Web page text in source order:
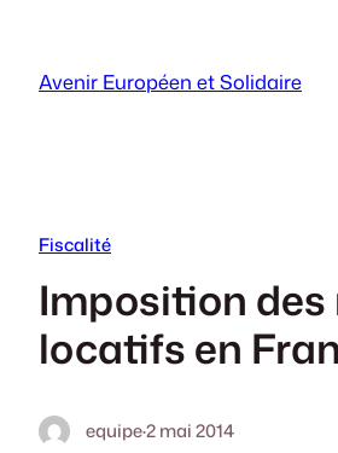
contenu
Avenir Européen et Solidaire
Fiscalité
Imposition des
locatifs en
equipe·2 mai 2014